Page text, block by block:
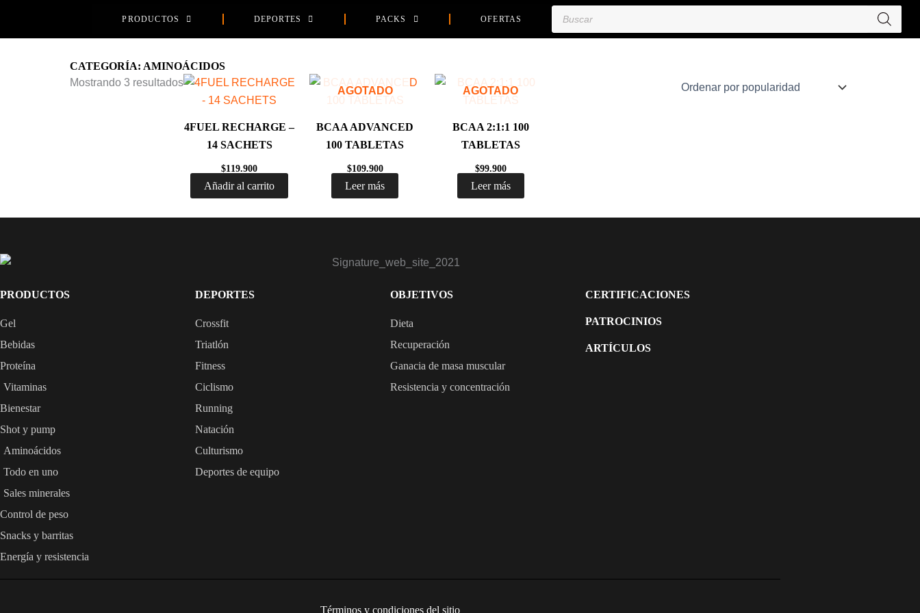
PRODUCTOS DEPORTES PACKS OFERTAS
productos
CATEGORÍA: AMINOÁCIDOS
Mostrando 3 resultadosSorted
4FUEL RECHARGE –
14 SACHETS
$119.900
Añadir al carrito
AGOTADO
BCAA ADVANCED
100 TABLETAS
$109.900
Leer más
AGOTADO
BCAA 2:1:1 100
TABLETAS
$99.900
Leer más
PRODUCTOS
Gel
Bebidas
Proteína
Vitaminas
Bienestar
Shot y pump
Aminoácidos
Todo en uno
Sales minerales
Control de peso
Snacks y barritas
Energía y resistencia
DEPORTES
Crossfit
Triatlón
Fitness
Ciclismo
Running
Natación
Culturismo
Deportes de equipo
OBJETIVOS
Dieta
Recuperación
Ganacia de masa muscular
Resistencia y concentración
CERTIFICACIONES
PATROCINIOS
ARTÍCULOS
Términos y condiciones del sitio